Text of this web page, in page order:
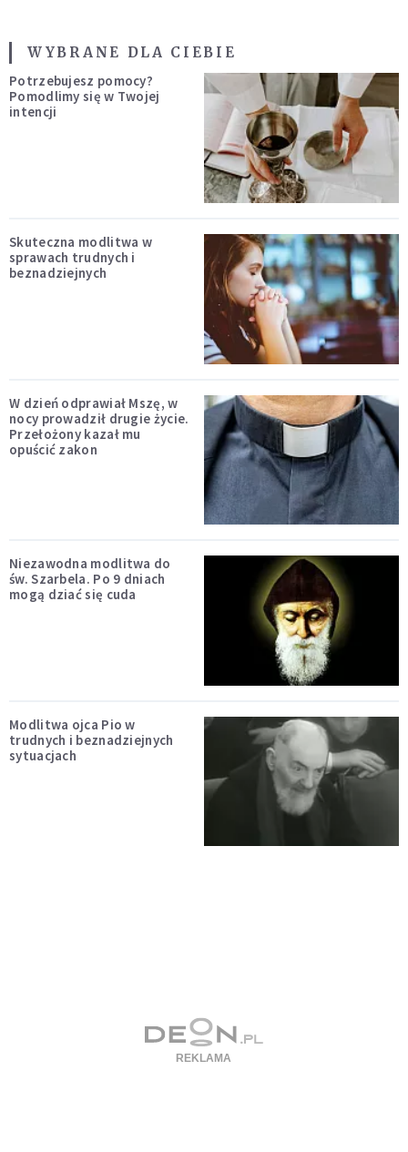
WYBRANE DLA CIEBIE
Potrzebujesz pomocy?
Pomodlimy się w Twojej
intencji
Skuteczna modlitwa w
sprawach trudnych i
beznadziejnych
W dzień odprawiał Mszę, w
nocy prowadził drugie życie.
Przełożony kazał mu
opuścić zakon
Niezawodna modlitwa do
św. Szarbela. Po 9 dniach
mogą dziać się cuda
Modlitwa ojca Pio w
trudnych i beznadziejnych
sytuacjach